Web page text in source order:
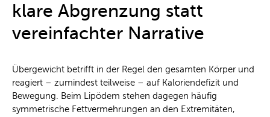
klare Abgrenzung statt
vereinfachter Narrative
Übergewicht betrifft in der Regel den gesamten Körper und
reagiert – zumindest teilweise – auf Kaloriendefizit und
Bewegung. Beim Lipödem stehen dagegen häufig
symmetrische Fettvermehrungen an den Extremitäten,